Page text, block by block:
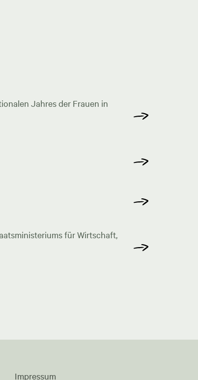
Jahres der Frauen in
für Wirtschaft,
Impressum